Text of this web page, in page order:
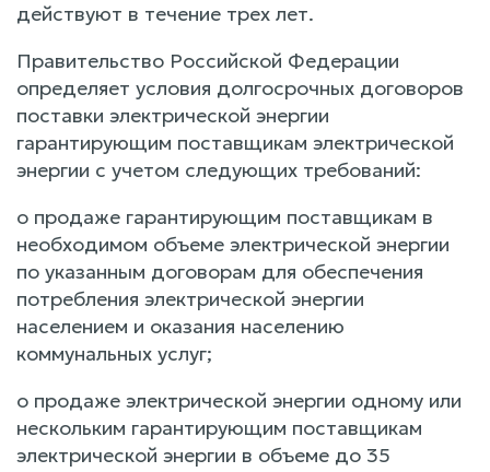
действуют в течение трех лет.
Правительство Российской Федерации
определяет условия долгосрочных договоров
поставки электрической энергии
гарантирующим поставщикам электрической
энергии с учетом следующих требований:
о продаже гарантирующим поставщикам в
необходимом объеме электрической энергии
по указанным договорам для обеспечения
потребления электрической энергии
населением и оказания населению
коммунальных услуг;
о продаже электрической энергии одному или
нескольким гарантирующим поставщикам
электрической энергии в объеме до 35